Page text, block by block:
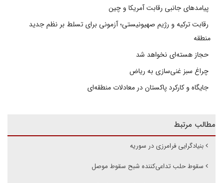
پیامدهای جانبی رقابت آمریکا و چین
رقابت ترکیه و رژیم صهیونیستی؛ آزمونی برای تسلط بر نظم جدید
منطقه
حجاز هسته‌ای نخواهد شد
چراغ سبز غنی‌سازی به ریاض
جایگاه و کارکرد پاکستان در معادلات منطقه‌ای
مطالب مرتبط
بنیادگرایی فرامرزی در سوریه
سقوط حلب تداعی‌کننده شبح سقوط موصل